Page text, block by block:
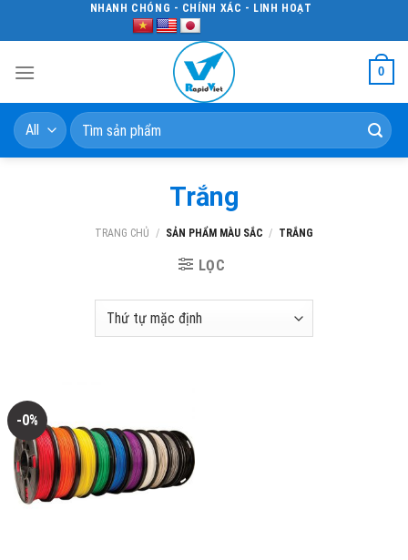
NHANH CHÓNG - CHÍNH XÁC - LINH HOẠT
0
Tìm
kiếm:
Trắng
TRANG CHỦ / SẢN PHẨM MÀU SẮC / TRẮNG
LỌC
-0%